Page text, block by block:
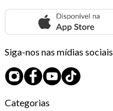
Siga-nos nas mídias sociais
Categorias